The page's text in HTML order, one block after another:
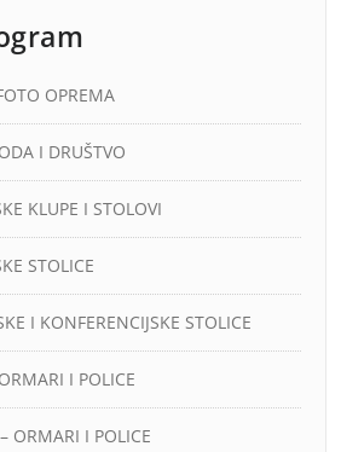
OPREMA
I DRUŠTVO
KLUPE I STOLOVI
STOLICE
I KONFERENCIJSKE STOLICE
I POLICE
ORMARI I POLICE